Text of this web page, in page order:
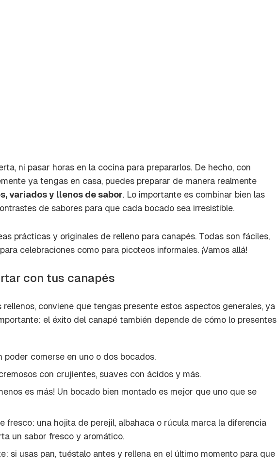
guardar como favorito, primero has de iniciar sesión con tu
INICIAR SESIÓN CANCELAR
ni pasar horas en la cocina para prepararlos. De hecho, con
ya tengas en casa, puedes preparar de manera realmente
variados y llenos de sabor. Lo importante es combinar bien las
de sabores para que cada bocado sea irresistible.
prácticas y originales de relleno para canapés. Todas son fáciles,
celebraciones como para picoteos informales. ¡Vamos allá!
con tus canapés
conviene que tengas presente estos aspectos generales, ya
el éxito del canapé también depende de cómo lo presentes
poder comerse en uno o dos bocados.
con crujientes, suaves con ácidos y más.
es más! Un bocado bien montado es mejor que uno que se
fresco: una hojita de perejil, albahaca o rúcula marca la diferencia
un sabor fresco y aromático.
si usas pan, tuéstalo antes y rellena en el último momento para que
Gracias por suscribirte a nuestro boletín.